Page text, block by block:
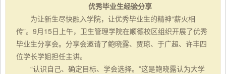
优秀毕业生经验分享
为让新生尽快融入学院，让优秀毕业生的精神“薪火相
传”。9月15日上午，卫生管理学院在顺德校区组织开展了优秀
毕业生分享会。分享会邀请了鲍晓露、贾琼、于广超、许丰四
位学长学姐担任主讲。
“认识自己、确定目标、学会选择。”这是鲍晓露认为大学